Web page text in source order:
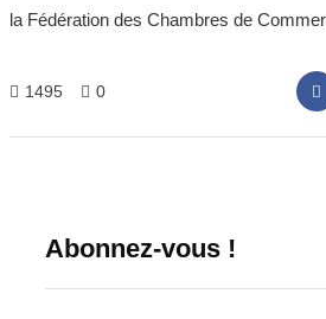
la Fédération des Chambres de
1495 0
Abonnez-vous !